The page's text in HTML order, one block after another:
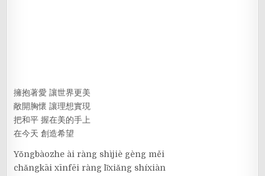
擁抱著愛 讓世界更美
敞開胸懷 讓理想實現
把和平 握在美的手上
在今天 創造希望
Yǒngbàozhe ài ràng shìjiè gèng měi
chǎngkāi xīnfēi ràng lǐxiǎng shíxiàn